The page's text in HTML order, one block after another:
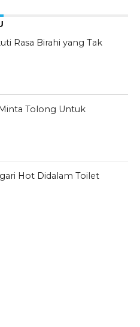
Rasa Birahi yang Tak
Tolong Untuk
Hot Didalam Toilet